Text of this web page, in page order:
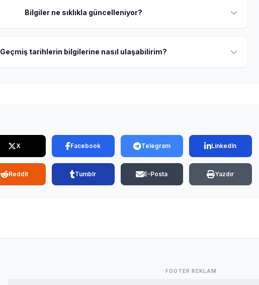
Bilgiler ne sıklıkla güncelleniyor?
Geçmiş tarihlerin bilgilerine nasıl ulaşabilirim?
X Facebook Telegram LinkedIn
Reddit Tumblr E-Posta Yazdır
FOOTER REKLAM